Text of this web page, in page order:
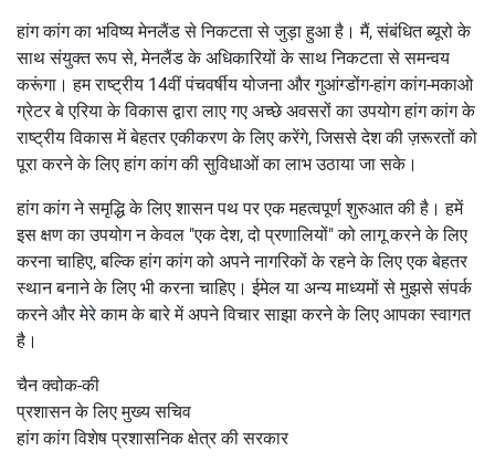
हांग कांग का भविष्य मेनलैंड से निकटता से जुड़ा हुआ है। मैं, संबंधित ब्यूरो के
साथ संयुक्त रूप से, मेनलैंड के अधिकारियों के साथ निकटता से समन्वय
करूंगा। हम राष्ट्रीय 14वीं पंचवर्षीय योजना और गुआंग्डोंग-हांग कांग-मकाओ
ग्रेटर बे एरिया के विकास द्वारा लाए गए अच्छे अवसरों का उपयोग हांग कांग के
राष्ट्रीय विकास में बेहतर एकीकरण के लिए करेंगे, जिससे देश की ज़रूरतों को
पूरा करने के लिए हांग कांग की सुविधाओं का लाभ उठाया जा सके।
हांग कांग ने समृद्धि के लिए शासन पथ पर एक महत्वपूर्ण शुरुआत की है। हमें
इस क्षण का उपयोग न केवल "एक देश, दो प्रणालियों" को लागू करने के लिए
करना चाहिए, बल्कि हांग कांग को अपने नागरिकों के रहने के लिए एक बेहतर
स्थान बनाने के लिए भी करना चाहिए। ईमेल या अन्य माध्यमों से मुझसे संपर्क
करने और मेरे काम के बारे में अपने विचार साझा करने के लिए आपका स्वागत
है।
चैन क्वोक-की
प्रशासन के लिए मुख्य सचिव
हांग कांग विशेष प्रशासनिक क्षेत्र की सरकार